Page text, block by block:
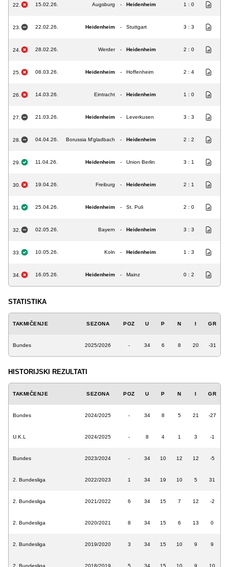
22. 15.02.26. Augsburg - Heidenheim 1 : 0
23. 22.02.26. Heidenheim - Stuttgart 3 : 3
24. 28.02.26. Werder - Heidenheim 2 : 0
25. 08.03.26. Heidenheim - Hoffenheim 2 : 4
26. 14.03.26. Eintracht - Heidenheim 1 : 0
27. 21.03.26. Heidenheim - Leverkusen 3 : 3
28. 04.04.26. Borussia M'gladbach - Heidenheim 2 : 2
29. 11.04.26. Heidenheim - Union Berlin 3 : 1
30. 19.04.26. Freiburg - Heidenheim 2 : 1
31. 25.04.26. Heidenheim - St. Puli 2 : 0
32. 02.05.26. Bayern - Heidenheim 3 : 3
33. 10.05.26. Koln - Heidenheim 1 : 3
34. 16.05.26. Heidenheim - Mainz 0 : 2
STATISTIKA
TAKMIČENJE SEZONA POZ U P N I GR
Bundes 2025/2026 - 34 6 8 20 -31
HISTORIJSKI REZULTATI
TAKMIČENJE SEZONA POZ U P N I GR
Bundes 2024/2025 - 34 8 5 21 -27
U.K.L 2024/2025 - 8 4 1 3 -1
Bundes 2023/2024 - 34 10 12 12 -5
2. Bundesliga 2022/2023 1 34 19 10 5 31
2. Bundesliga 2021/2022 6 34 15 7 12 -2
2. Bundesliga 2020/2021 8 34 15 6 13 0
2. Bundesliga 2019/2020 3 34 15 10 9 9
2. Bundesliga 2018/2019 5 34 15 10 9 10